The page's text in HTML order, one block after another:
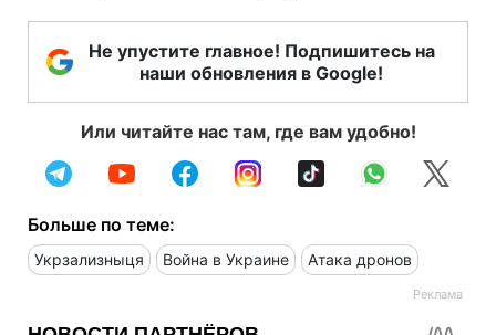
Не упустите главное! Подпишитесь на
наши обновления в Google!
Или читайте нас там, где вам удобно!
Больше по теме:
Укрзализныця Война в Украине Атака дронов